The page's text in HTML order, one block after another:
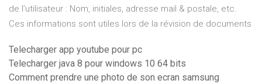
de l’utilisateur : Nom, initiales, adresse mail & postale, etc.
Ces informations sont utiles lors de la révision de documents
Telecharger app youtube pour pc
Telecharger java 8 pour windows 10 64 bits
Comment prendre une photo de son ecran samsung